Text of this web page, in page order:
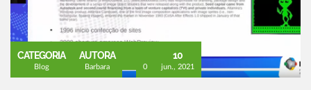
CATEGORIA
Blog
AUTORA
Barbara 0
10
jun., 2021